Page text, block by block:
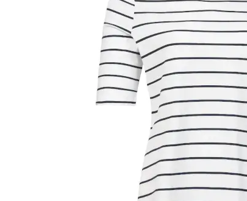
Kajuit en kombuis
Techniek en motor
Tuigage en dekbeslag
Boten, toebehoren en fun
Meubels en lifestyle